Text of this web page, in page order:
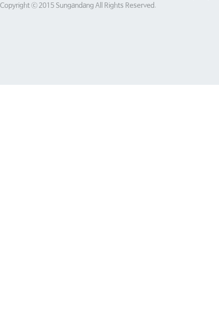
Copyright ⓒ 2015 Sungandang All Rights Reserved.